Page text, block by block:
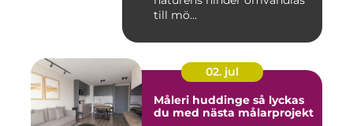
till mö...
02. jul
Måleri huddinge så lyckas
du med nästa målarprojekt